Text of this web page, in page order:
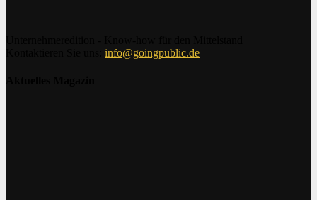
info@goingpublic.de